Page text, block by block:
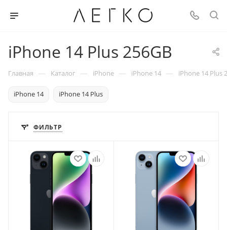
iPhone 14 Plus 256GB
Главная — Каталог — iPhone — iPhone 14 — iPhone 14 Plus
iPhone 14 iPhone 14 Plus
ФИЛЬТР